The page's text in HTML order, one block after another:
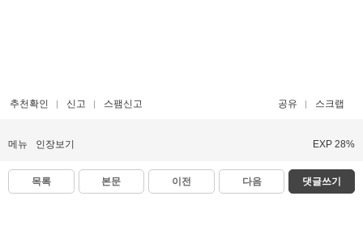
추천확인 신고 스팸신고 공유 스크랩
메뉴 인장보기 EXP 28%
목록 본문 이전 다음 댓글쓰기